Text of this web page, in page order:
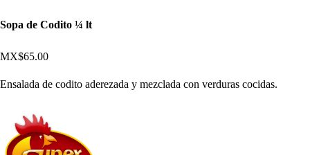
Sopa de Codito ¼ lt
MX$65.00
Ensalada de codito aderezada y mezclada con verduras cocidas.